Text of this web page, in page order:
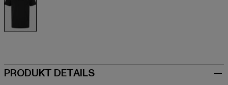
PRODUKT DETAILS